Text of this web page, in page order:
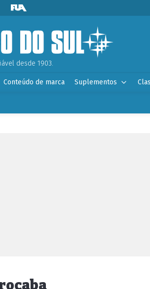
desde 1903.
Conteúdo de marca Suplementos